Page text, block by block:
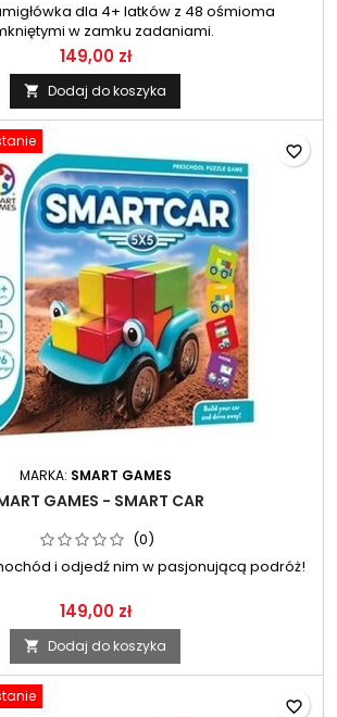
dla 4+ latków z 48 ośmioma
w zamku zadaniami.
149,00 zł
 Dodaj do koszyka
MARKA: SMART GAMES
GAMES - SMART CAR
(0)
i odjedź nim w pasjonującą podróż!
149,00 zł
 Dodaj do koszyka
favorite_border
favorite_border